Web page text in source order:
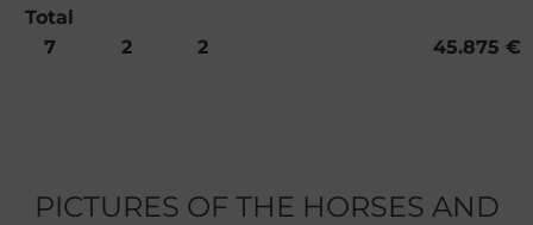
Total
7
2 2 45.875 €
PICTURES OF THE HORSES AND